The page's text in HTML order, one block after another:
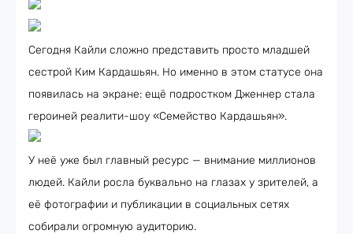
Сегодня Кайли сложно представить просто младшей
сестрой Ким Кардашьян. Но именно в этом статусе она
появилась на экране: ещё подростком Дженнер стала
героиней реалити-шоу «Семейство Кардашьян».
У неё уже был главный ресурс — внимание миллионов
людей. Кайли росла буквально на глазах у зрителей, а
её фотографии и публикации в социальных сетях
собирали огромную аудиторию.